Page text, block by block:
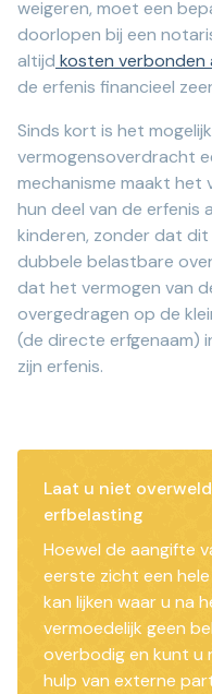
weigeren, moet een
doorlopen bij een
altijd kosten verbonden
de erfenis financieel
Sinds kort is het
vermogensoverdracht
mechanisme maakt het
hun deel van de erfenis
kinderen, zonder dat
dubbele belastbare
dat het vermogen van
overgedragen op de
(de directe erfgenaam)
zijn erfenis.
Laat u niet
erfbelasting
Hoewel de aangifte
eerste zicht een
kan lijken waar u na
vermoedelijk geen
overbodig en kunt u
hulp van externe